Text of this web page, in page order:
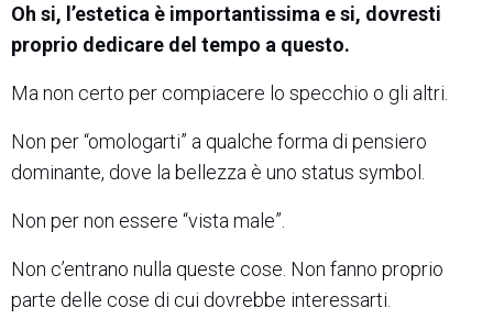
Oh si, l’estetica è importantissima e si, dovresti
proprio dedicare del tempo a questo.
Ma non certo per compiacere lo specchio o gli altri.
Non per “omologarti” a qualche forma di pensiero
dominante, dove la bellezza è uno status symbol.
Non per non essere “vista male”.
Non c’entrano nulla queste cose. Non fanno proprio
parte delle cose di cui dovrebbe interessarti.